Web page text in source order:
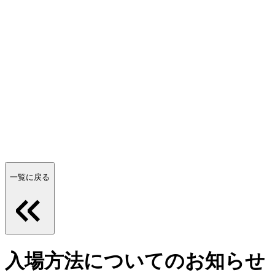
一覧に戻る
入場方法についてのお知らせ